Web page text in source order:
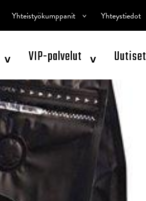
^ VIP-palvelut ^ Uutiset
Yhteistyökumppanit ^ Yhteystiedot